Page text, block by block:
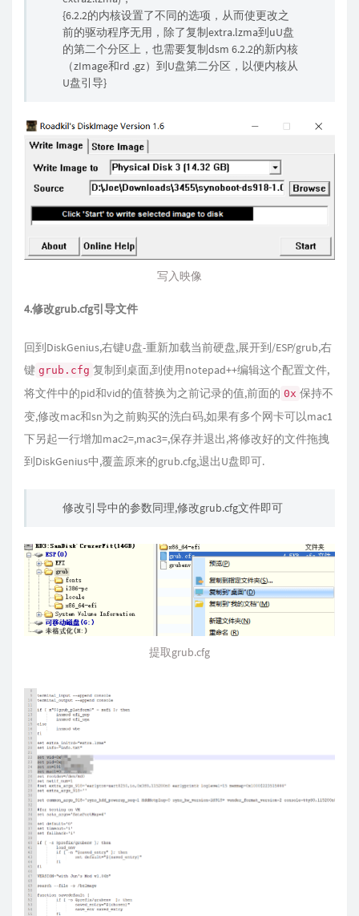
{6.2.2的内核设置了不同的选项，从而使更改之
前的驱动程序无用，除了复制extra.lzma到uU盘
的第二个分区上，也需要复制dsm 6.2.2的新内核
（zImage和rd .gz）到U盘第二分区，以便内核从
U盘引导}
写入映像
4.修改grub.cfg引导文件
回到DiskGenius,右键U盘-重新加载当前硬盘,展开到/ESP/grub,右
键 grub.cfg 复制到桌面,到使用notepad++编辑这个配置文件,
将文件中的pid和vid的值替换为之前记录的值,前面的 0x 保持不
变,修改mac和sn为之前购买的洗白码,如果有多个网卡可以mac1
下另起一行增加mac2=,mac3=,保存并退出,将修改好的文件拖拽
到DiskGenius中,覆盖原来的grub.cfg,退出U盘即可.
修改引导中的参数同理,修改grub.cfg文件即可
提取grub.cfg